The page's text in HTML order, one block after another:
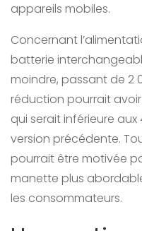
appareils mobiles.
Concernant
batterie
moindre, passant de 2
réduction pourrait
qui serait inférieure
version précédente.
pourrait être motivée
manette plus
les consommateurs.